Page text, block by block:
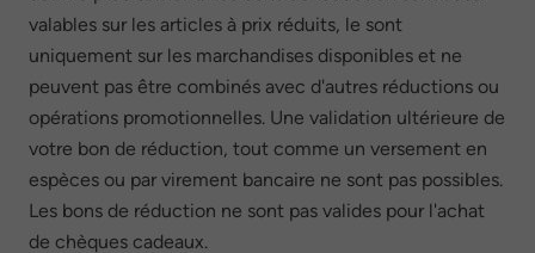
valables sur les articles à prix réduits, le sont
uniquement sur les marchandises disponibles et ne
peuvent pas être combinés avec d'autres réductions ou
opérations promotionnelles. Une validation ultérieure de
votre bon de réduction, tout comme un versement en
espèces ou par virement bancaire ne sont pas possibles.
Les bons de réduction ne sont pas valides pour l'achat
de chèques cadeaux.